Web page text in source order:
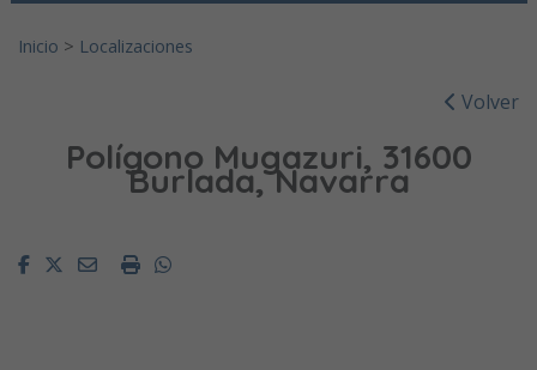
Inicio > Localizaciones
Volver
Polígono Mugazuri, 31600
Burlada, Navarra
FacebookTwitterEmailImprimirWhatsapp